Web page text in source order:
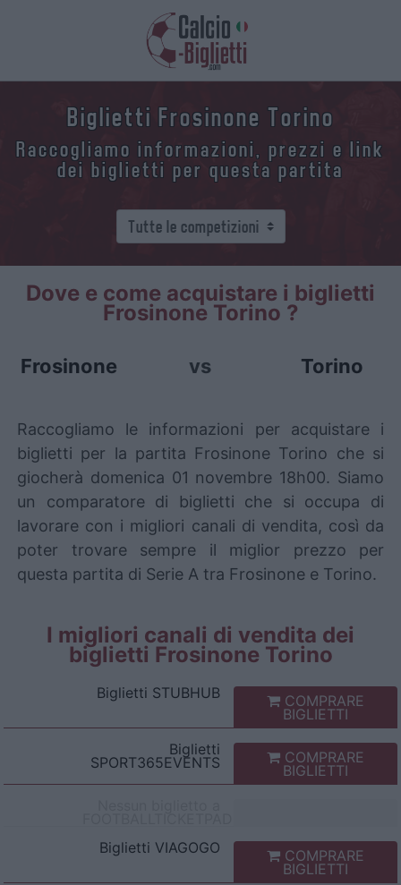
Biglietti Frosinone Torino
Raccogliamo informazioni, prezzi e link
dei biglietti per questa partita
Dove e come acquistare i biglietti
Frosinone Torino ?
Frosinone vs Torino
Raccogliamo le informazioni per acquistare i
biglietti per la partita Frosinone Torino che si
giocherà domenica 01 novembre 18h00. Siamo
un comparatore di biglietti che si occupa di
lavorare con i migliori canali di vendita, così da
poter trovare sempre il miglior prezzo per
questa partita di Serie A tra Frosinone e Torino.
I migliori canali di vendita dei
biglietti Frosinone Torino
Biglietti STUBHUB COMPRARE
BIGLIETTI
Biglietti
SPORT365EVENTS COMPRARE
BIGLIETTI
Biglietti VIAGOGO COMPRARE
BIGLIETTI